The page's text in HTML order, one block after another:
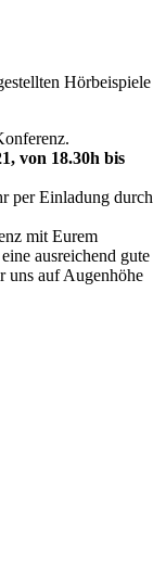
Hörbeispiele
von 18.30h bis
per Einladung durch
mit Eurem
ausreichend gute
uns auf Augenhöhe